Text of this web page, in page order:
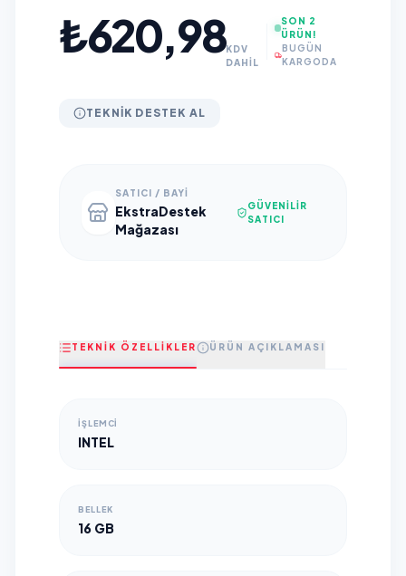
₺620,98KDV
DAHİL
SON 2
ÜRÜN!
BUGÜN
KARGODA
TEKNIK DESTEK AL
SATICI / BAYI
EkstraDestek
Mağazası
GÜVENILIR
SATICI
TEKNİK ÖZELLİKLER ÜRÜN AÇIKLAMASI
İŞLEMCI
INTEL
BELLEK
16 GB